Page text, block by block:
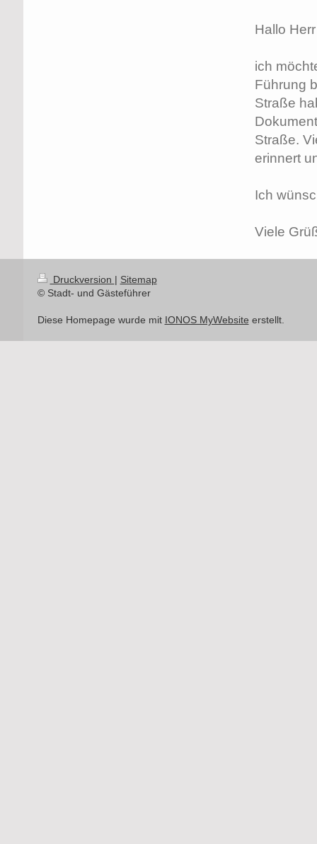
Hallo
ich
Führung
Straße
Straße.
erinnert
Ich
Viele
Druckversion | Sitemap
© Stadt- und Gästeführer
Diese Homepage wurde mit IONOS MyWebsite erstellt.